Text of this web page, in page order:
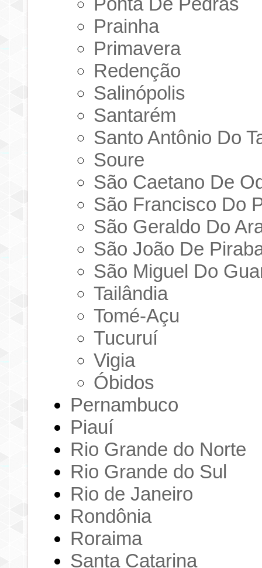
Prainha
Primavera
Redenção
Salinópolis
Santarém
Santo Antônio Do
Soure
São Caetano De
São Francisco Do
São Geraldo Do
São João De
São Miguel Do
Tailândia
Tomé-Açu
Tucuruí
Vigia
Óbidos
Pernambuco
Piauí
Rio Grande do Norte
Rio Grande do Sul
Rio de Janeiro
Rondônia
Roraima
Santa Catarina